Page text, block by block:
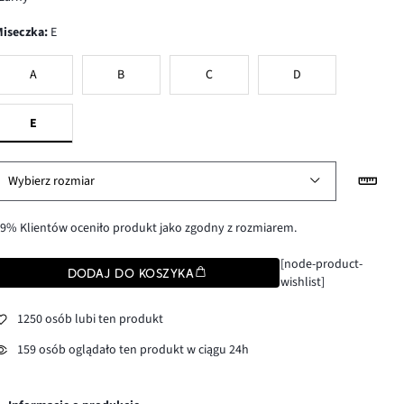
Miseczka: E
A B C D
E
Wybierz rozmiar
Klientów oceniło produkt jako zgodny z rozmiarem.
DODAJ DO KOSZYKA
[node-product-
wishlist]
1250 osób lubi ten produkt
159 osób oglądało ten produkt w ciągu 24h